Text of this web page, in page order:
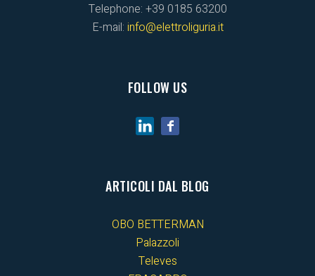
Telephone: +39 0185 63200
E-mail: info@elettroliguria.it
FOLLOW US
ARTICOLI DAL BLOG
OBO BETTERMAN
Palazzoli
Televes